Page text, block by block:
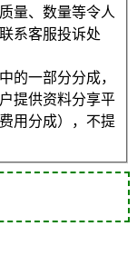
量、数量等令人
系客服投诉处
的一部分分成，
提供资料分享平
用分成），不提